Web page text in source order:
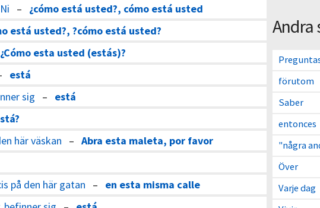
Andra
förutom
Saber
entonces
"några
Över
Varje dag
– ¿cómo está usted?, cómo está usted
está usted?, ?cómo está usted?
¿Cómo esta usted (estás)?
está
sig – está
här väskan – Abra esta maleta, por favor
på den här gatan – en esta misma calle